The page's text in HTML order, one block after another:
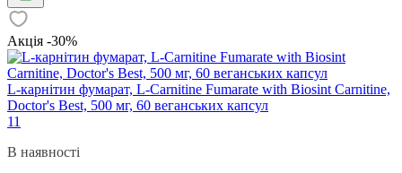
Акція -30%
L-карнітин фумарат, L-Carnitine Fumarate with Biosint Carnitine,
Doctor's Best, 500 мг, 60 веганських капсул
11
В наявності